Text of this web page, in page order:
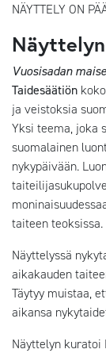
NÄYTTELY ON
Vuosisadan
Taidesäätiön
ja veistoksia
Yksi teema, joka
suomalainen
nykypäivään.
taiteen teoksissa.
Näyttelyssä
aikakauden
Täytyy muistaa,
aikansa
Näyttelyn